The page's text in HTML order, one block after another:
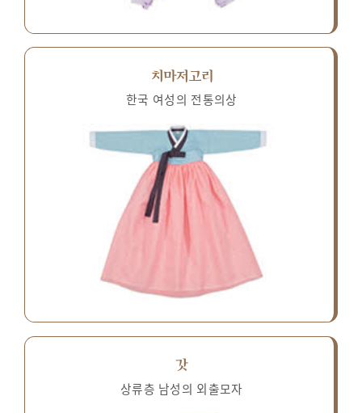
치마저고리
한국 여성의 전통의상
갓
상류층 남성의 외출모자